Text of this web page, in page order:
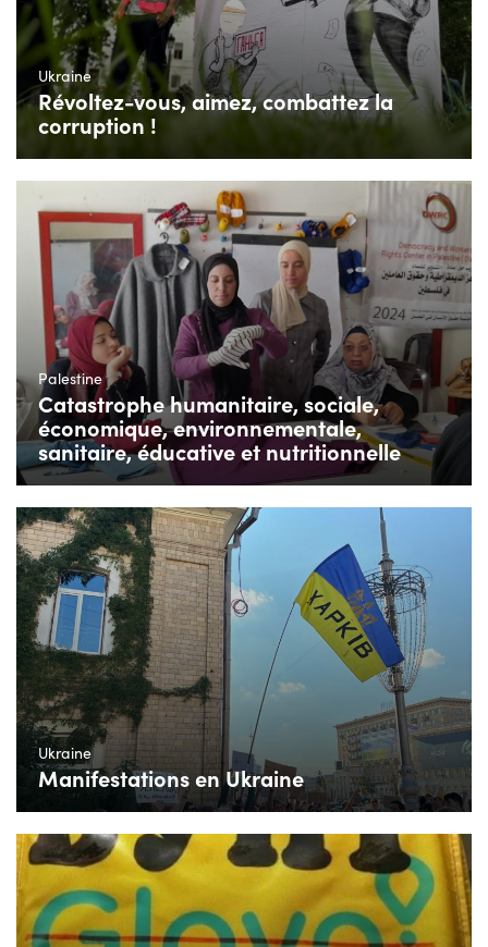
Ukraine
Révoltez-vous, aimez, combattez la
corruption !
Palestine
Catastrophe humanitaire, sociale,
économique, environnementale,
sanitaire, éducative et nutritionnelle
Ukraine
Manifestations en Ukraine